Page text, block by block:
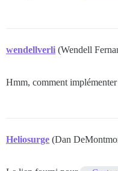
wendellverli (Wendell
Hmm, comment
Heliosurge (Dan